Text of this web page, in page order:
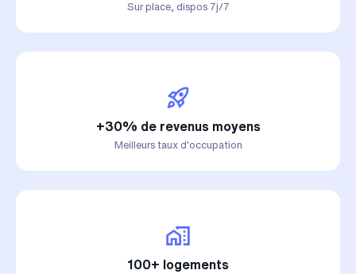
Sur place, dispos 7j/7
+30% de revenus moyens
Meilleurs taux d'occupation
100+ logements